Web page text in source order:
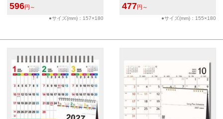
596円～
●サイズ(mm)：157×180
477円～
●サイズ(mm)：155×180